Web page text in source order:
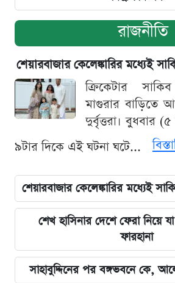
রাজনীতি
শেয়ারবাজার কেলেঙ্কারির মধ্যেই
ক্রিকেটার
মাগুরার বাড়িতে
দুর্বৃত্তরা। বুধবার
৯টার দিকে এই ঘটনা ঘটে...
শেয়ারবাজার কেলেঙ্কারির মধ্যেই
শেখ হাসিনার দেশে ফেরা নিয়ে
ফারহানা
সাহাবুদ্দিনের পর বঙ্গভবনে কে,